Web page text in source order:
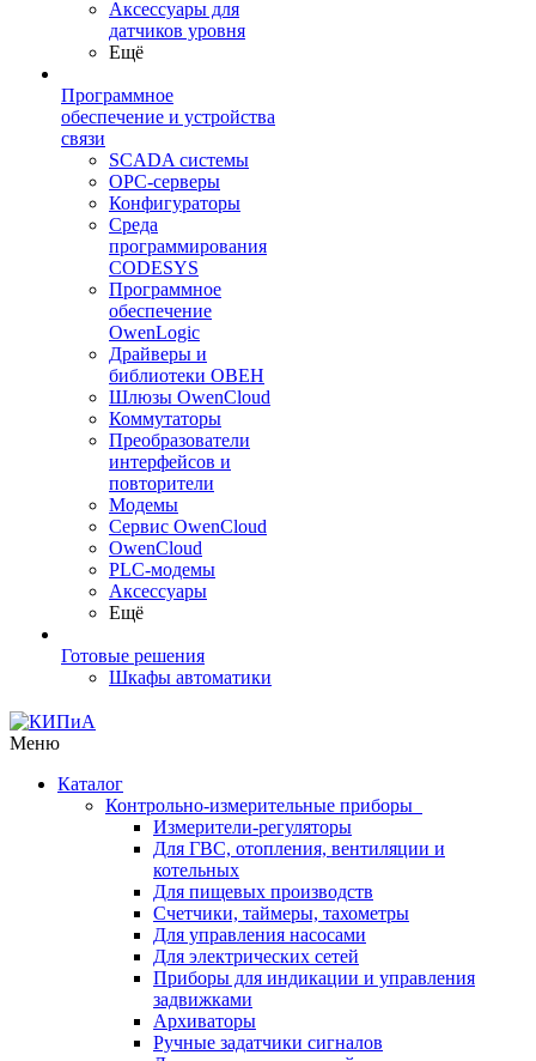
Аксессуары для
датчиков уровня
Ещё
Программное
обеспечение и устройства
связи
SCADA системы
OPC-серверы
Конфигураторы
Среда
программирования
CODESYS
Программное
обеспечение
OwenLogic
Драйверы и
библиотеки ОВЕН
Шлюзы OwenCloud
Коммутаторы
Преобразователи
интерфейсов и
повторители
Модемы
Сервис OwenCloud
OwenCloud
PLC-модемы
Аксессуары
Ещё
Готовые решения
Шкафы автоматики
Меню
Каталог
Контрольно-измерительные приборы
Измерители-регуляторы
Для ГВС, отопления, вентиляции и
котельных
Для пищевых производств
Счетчики, таймеры, тахометры
Для управления насосами
Для электрических сетей
Приборы для индикации и управления
задвижками
Архиваторы
Ручные задатчики сигналов